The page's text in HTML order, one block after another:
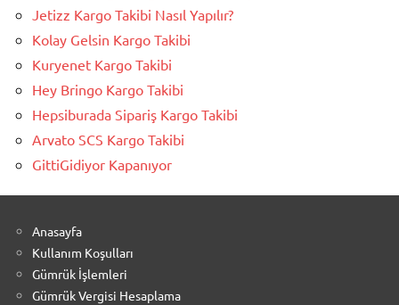
Jetizz Kargo Takibi Nasıl Yapılır?
Kolay Gelsin Kargo Takibi
Kuryenet Kargo Takibi
Hey Bringo Kargo Takibi
Hepsiburada Sipariş Kargo Takibi
Arvato SCS Kargo Takibi
GittiGidiyor Kapanıyor
Anasayfa
Kullanım Koşulları
Gümrük İşlemleri
Gümrük Vergisi Hesaplama